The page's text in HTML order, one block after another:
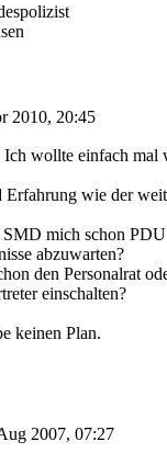
2010, 20:45
Ich wollte einfach mal
wie der
mich schon PDU
abzuwarten?
den Personalrat
einschalten?
keinen Plan.
2007, 07:27